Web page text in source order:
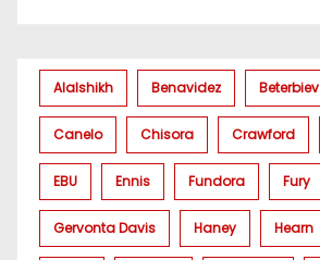
Alalshikh Benavidez Beterbiev
Canelo Chisora Crawford
EBU Ennis Fundora Fury
Gervonta Davis Haney Hearn